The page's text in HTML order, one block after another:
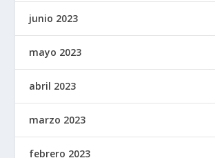
junio 2023
mayo 2023
abril 2023
marzo 2023
febrero 2023